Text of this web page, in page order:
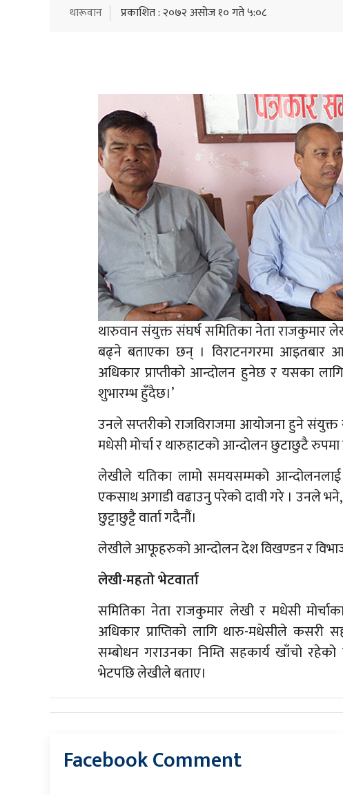
थारूवान प्रकाशित : २०७२ असोज १० गते ५:०८
थारुवान संयुक्त संघर्ष समितिका नेता राजकुमार
बढ्ने बताएका छन् । विराटनगरमा आइतबार
अधिकार प्राप्तीको आन्दोलन हुनेछ र यसका
शुभारम्भ हुँदैछ।’
उनले सप्तरीको राजविराजमा आयोजना हुने
मधेसी मोर्चा र थारुहाटको आन्दोलन छुटाछुटै
लेखीले यतिका लामो समयसम्मको
एकसाथ अगाडी वढाउनु परेको दावी गरे । उनले
छुट्टाछुट्टै वार्ता गदैनौं।
लेखीले आफूहरुको आन्दोलन देश विखण्डन र
लेखी-महतो भेटवार्ता
समितिका नेता राजकुमार लेखी र मधेसी
अधिकार प्राप्तिको लागि थारु-मधेसीले कसरी
सम्बोधन गराउनका निम्ति सहकार्य खाँचो
भेटपछि लेखीले बताए।
Facebook Comment